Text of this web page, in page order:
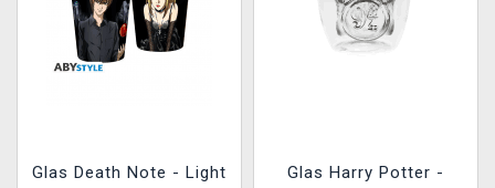
Glas Death Note - Light
Glas Harry Potter -